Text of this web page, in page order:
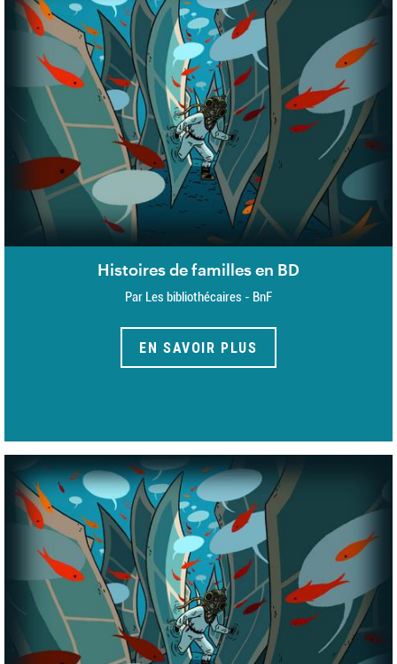
Histoires de familles en BD
Par Les bibliothécaires - BnF
EN SAVOIR PLUS